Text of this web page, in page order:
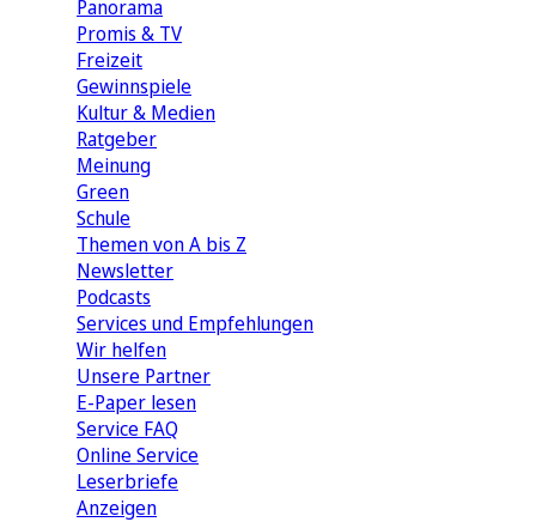
Panorama
Promis & TV
Freizeit
Gewinnspiele
Kultur & Medien
Ratgeber
Meinung
Green
Schule
Themen von A bis Z
Newsletter
Podcasts
Services und Empfehlungen
Wir helfen
Unsere Partner
E-Paper lesen
Service FAQ
Online Service
Leserbriefe
Anzeigen